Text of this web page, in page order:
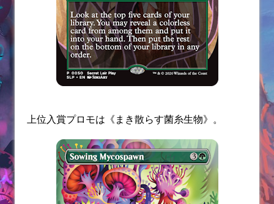
上位入賞プロモは《まき散らす菌糸生物》。